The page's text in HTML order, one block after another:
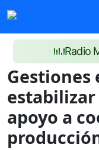
Radio
Gestiones
apoyo a